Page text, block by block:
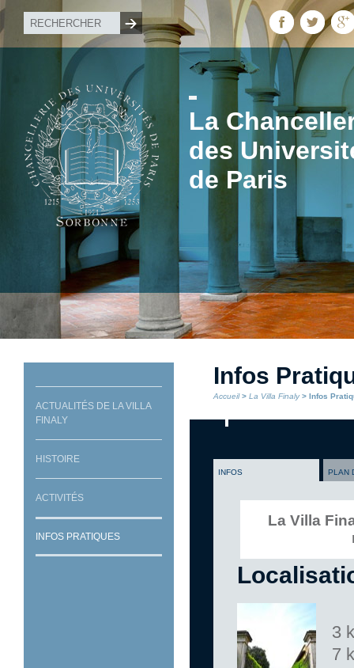
La
des
de Paris
ACTUALITÉS DE LA VILLA
FINALY
HISTOIRE
ACTIVITÉS
INFOS PRATIQUES
Infos
Accueil> La Villa Finaly> Infos
INFOS PLAN
La Villa
3
7